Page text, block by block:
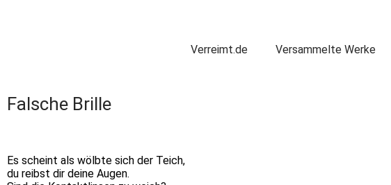
Verreimt.de Versammelte Werke
Falsche Brille
Es scheint als wölbte sich der Teich,
du reibst dir deine Augen.